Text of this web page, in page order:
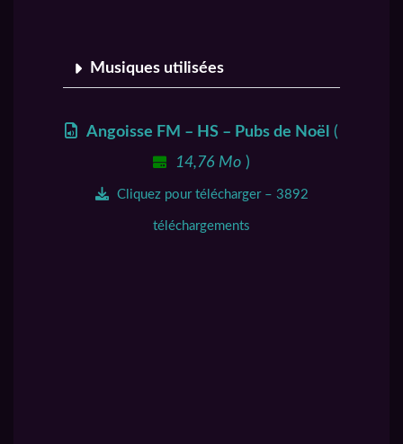
Musiques utilisées
Angoisse FM – HS – Pubs de Noël (
14,76 Mo )
Cliquez pour télécharger – 3892
téléchargements